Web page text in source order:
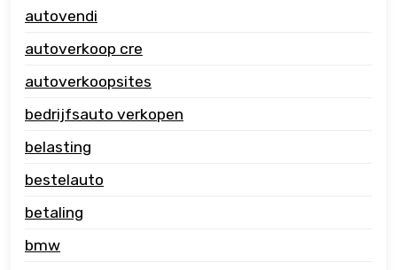
autovendi
autoverkoop cre
autoverkoopsites
bedrijfsauto verkopen
belasting
bestelauto
betaling
bmw